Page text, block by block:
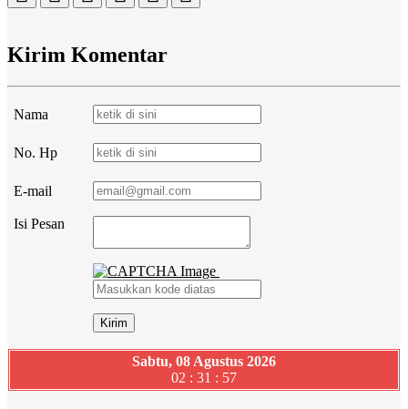
Kirim Komentar
Nama
No. Hp
E-mail
Isi Pesan
Sabtu, 08 Agustus 2026
02 : 31 : 57